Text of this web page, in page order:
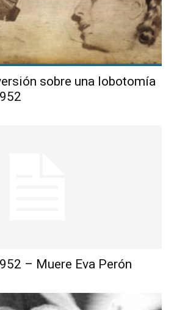
sobre una lobotomía
– Muere Eva Perón